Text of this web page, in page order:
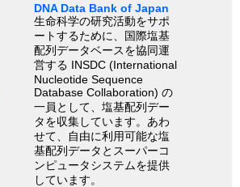
DNA Data Bank of Japan
生命科学の研究活動をサポ
ートするために、国際塩基
配列データベースを協同運
営する INSDC (International
Nucleotide Sequence
Database Collaboration) の
一員として、塩基配列デー
タを収集しています。あわ
せて、自由に利用可能な塩
基配列データとスーパーコ
ンピュータシステムを提供
しています。